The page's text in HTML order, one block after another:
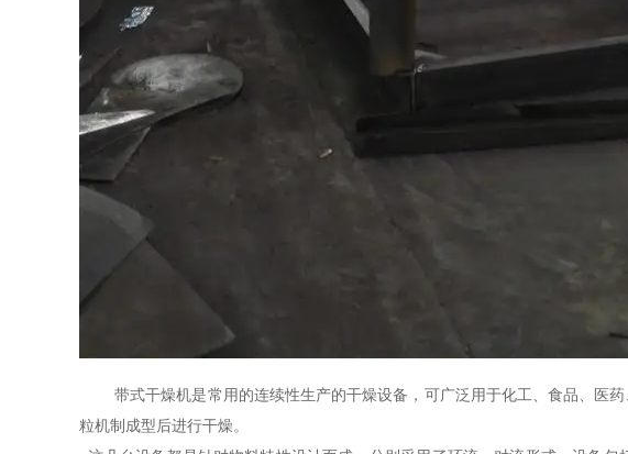
带式干燥机是常用的连续性生产的干燥设备，可广泛用于化工、食品、医
粒机制成型后进行干燥。